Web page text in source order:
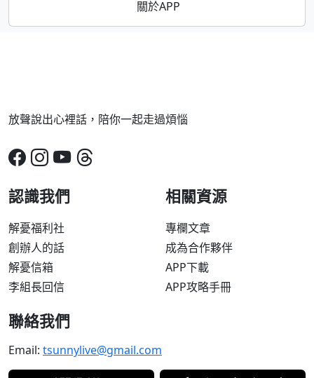
關於APP
放聲說出心裡話，陪你一起走過煩惱
認識我們
解憂福利社
創辦人的話
解憂信箱
李組長回信
相關資源
專欄文章
成為合作夥伴
APP下載
APP攻略手冊
聯絡我們
Email: tsunnylive@gmail.com